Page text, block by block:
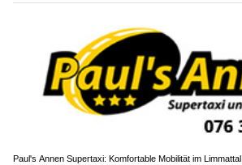
Paul's Annen Supertaxi: Komfortable Mobilität im Limmattal